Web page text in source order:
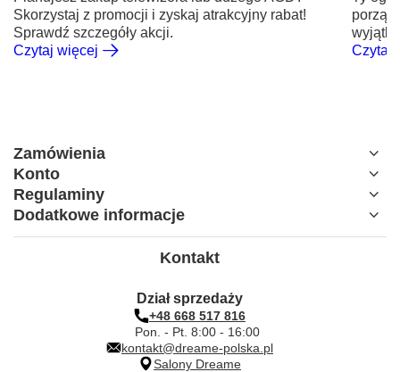
Skorzystaj z promocji i zyskaj atrakcyjny rabat!
Sprawdź szczegóły akcji.
Czytaj więcej
Czytaj
Zamówienia
Konto
Regulaminy
Dodatkowe informacje
Kontakt
Dział sprzedaży
+48 668 517 816
Pon. - Pt. 8:00 - 16:00
kontakt@dreame-polska.pl
Salony Dreame